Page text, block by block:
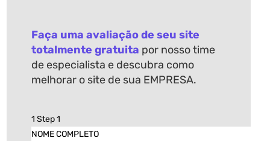
Faça uma avaliação de seu site
totalmente gratuita por nosso time
de especialista e descubra como
melhorar o site de sua EMPRESA.
1 Step 1
NOME COMPLETO